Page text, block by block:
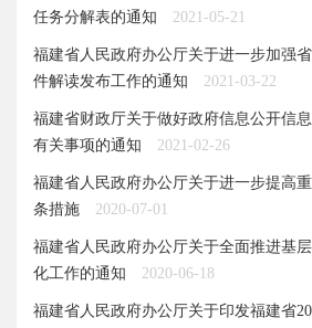
任务分解表的通知
2021-05-21
福建省人民政府办公厅关于进一步加强
件解读发布工作的通知
2021-03-22
福建省财政厅关于做好政府信息公开信
有关事项的通知
2021-02-26
福建省人民政府办公厅关于进一步提高
条措施
2020-07-01
福建省人民政府办公厅关于全面推进基
化工作的通知
2020-06-18
福建省人民政府办公厅关于印发福建省